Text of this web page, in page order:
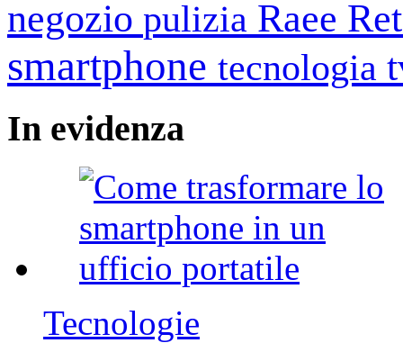
negozio pulizia Raee
smartphone tecnologia
In evidenza
Tecnologie